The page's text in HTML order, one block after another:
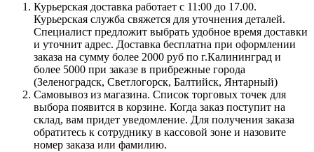
Курьерская доставка работает с 11:00 до 17.00.
Курьерская служба свяжется для уточнения деталей.
Специалист предложит выбрать удобное время доставки
и уточнит адрес. Доставка бесплатна при оформлении
заказа на сумму более 2000 руб по г.Калининград и
более 5000 при заказе в прибрежные города
(Зеленоградск, Светлогорск, Балтийск, Янтарный)
Самовывоз из магазина. Список торговых точек для
выбора появится в корзине. Когда заказ поступит на
склад, вам придет уведомление. Для получения заказа
обратитесь к сотруднику в кассовой зоне и назовите
номер заказа или фамилию.